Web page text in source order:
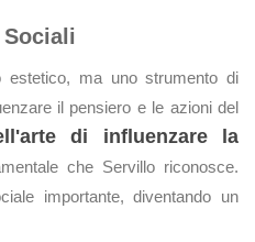
ma uno strumento di
il pensiero e le azioni del
di influenzare la
che Servillo riconosce.
importante, diventando un